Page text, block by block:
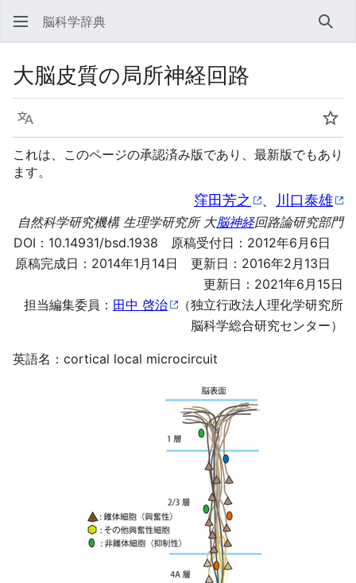
脳科学辞典 検索
大脳皮質の局所神経回路
言語
ウ
これは、このページの承認済み版であり、最新版でもあり
ます。
窪田芳之 、 川口泰雄
自然科学研究機構 生理学研究所 大脳神経回路論研究部門
DOI： 10.14931/bsd.1938 原稿受付日：2012年6月6日
原稿完成日：2014年1月14日 更新日：2016年2月13日
更新日：2021年6月15日
担当編集委員： 田中 啓治
（独立行政法人理化学研究所
脳科学総合研究センター）
英語名：cortical local microcircuit